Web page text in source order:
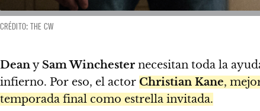
CRÉDITO: THE CW
Deany Sam Winchester necesitan toda la
infierno. Por eso, el actor Christian Kane,
temporada final como estrella invitada.